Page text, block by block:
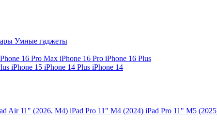
Умные гаджеты
16 Pro Max iPhone 16 Pro iPhone 16 Plus
iPhone 15 iPhone 14 Plus iPhone 14
Air 11" (2026, M4) iPad Pro 11" M4 (2024) iPad Pro 11" M5